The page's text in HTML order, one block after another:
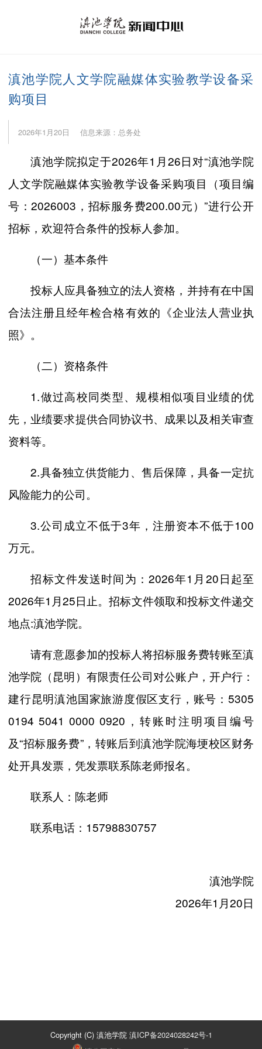
滇池学院人文学院融媒体实验教学设备采
购项目
2026年1月20日 信息来源：总务处
滇池学院拟定于2026年1月26日对“滇池学院
人文学院融媒体实验教学设备采购项目（项目编
号：2026003，招标服务费200.00元）”进行公开
招标，欢迎符合条件的投标人参加。
（一）基本条件
投标人应具备独立的法人资格，并持有在中国
合法注册且经年检合格有效的《企业法人营业执
照》。
（二）资格条件
1.做过高校同类型、规模相似项目业绩的优
先，业绩要求提供合同协议书、成果以及相关审查
资料等。
2.具备独立供货能力、售后保障，具备一定抗
风险能力的公司。
3.公司成立不低于3年，注册资本不低于100
万元。
招标文件发送时间为：2026年1月20日起至
2026年1月25日止。招标文件领取和投标文件递交
地点:滇池学院。
请有意愿参加的投标人将招标服务费转账至滇
池学院（昆明）有限责任公司对公账户，开户行：
建行昆明滇池国家旅游度假区支行，账号：5305
0194 5041 0000 0920，转账时注明项目编号
及“招标服务费”，转账后到滇池学院海埂校区财务
处开具发票，凭发票联系陈老师报名。
联系人：陈老师
联系电话：15798830757
滇池学院
2026年1月20日
Copyright (C) 滇池学院 滇ICP备2024028242号-1